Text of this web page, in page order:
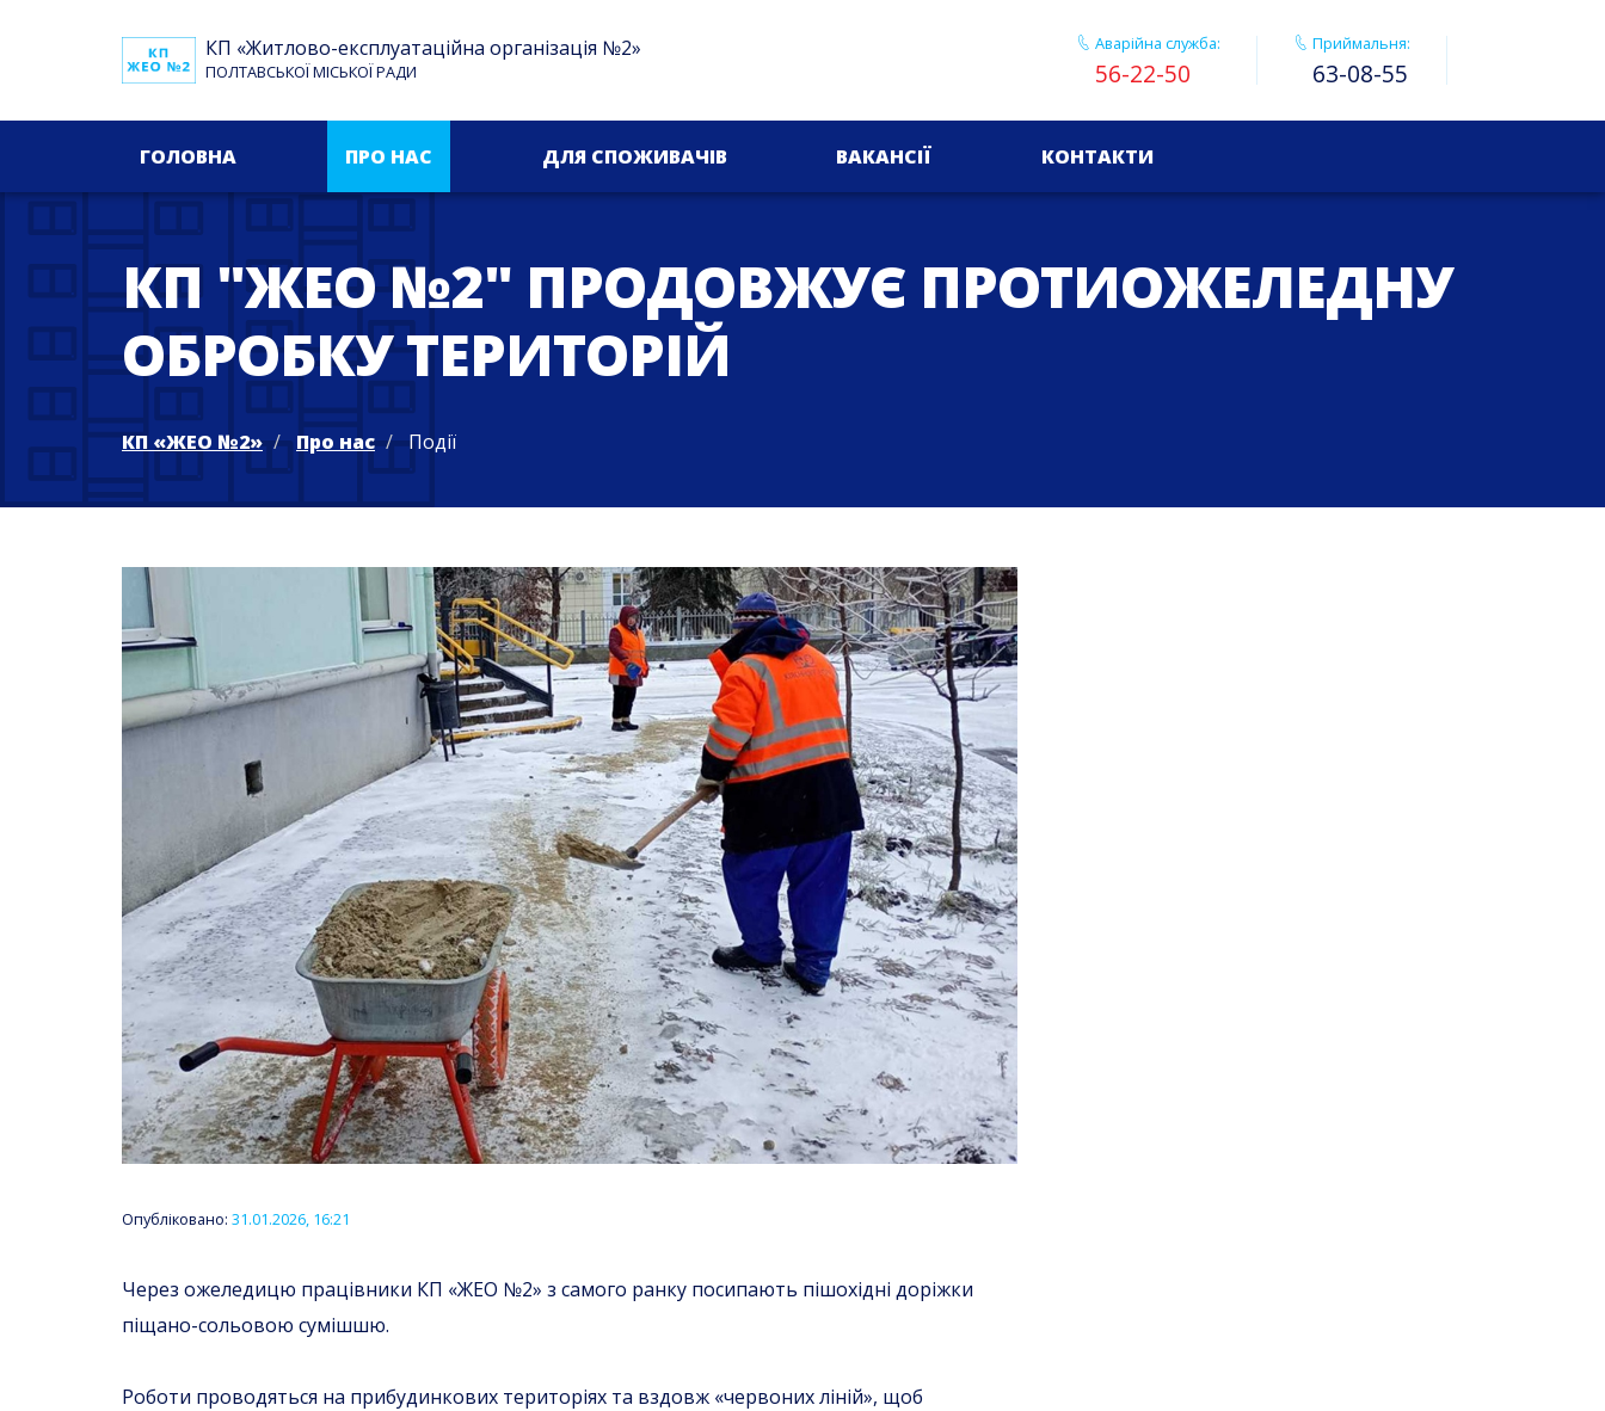
КП «Житлово-експлуатаційна організація №2»
ПОЛТАВСЬКОЇ МІСЬКОЇ РАДИ
Аварійна служба:
56-22-50
Приймальня:
63-08-55
ГОЛОВНА ПРО НАС ДЛЯ СПОЖИВАЧІВ ВАКАНСІЇ КОНТАКТИ
КП "ЖЕО №2" ПРОДОВЖУЄ ПРОТИОЖЕЛЕДНУ
ОБРОБКУ ТЕРИТОРІЙ
КП «ЖЕО №2» Про нас Події
Опубліковано: 31.01.2026, 16:21
Через ожеледицю працівники КП «ЖЕО №2» з самого ранку посипають пішохідні доріжки
піщано-сольовою сумішшю.
Роботи проводяться на прибудинкових територіях та вздовж «червоних ліній», щоб